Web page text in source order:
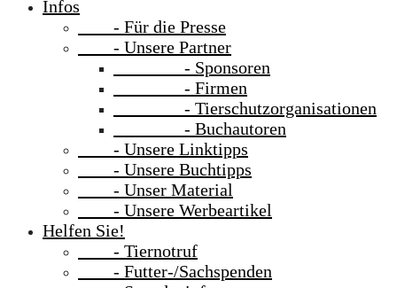
Infos
- Für die Presse
- Unsere Partner
- Sponsoren
- Firmen
- Tierschutzorganisationen
- Buchautoren
- Unsere Linktipps
- Unsere Buchtipps
- Unser Material
- Unsere Werbeartikel
Helfen Sie!
- Tiernotruf
- Futter-/Sachspenden